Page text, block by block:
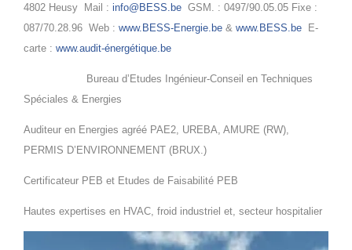
4802 Heusy Mail : info@BESS.be GSM. : 0497/90.05.05 Fixe :
087/70.28.96 Web : www.BESS-Energie.be & www.BESS.be E-
carte : www.audit-énergétique.be
Bureau d’Etudes Ingénieur-Conseil en Techniques
Spéciales & Energies
Auditeur en Energies agréé PAE2, UREBA, AMURE (RW),
PERMIS D’ENVIRONNEMENT (BRUX.)
Certificateur PEB et Etudes de Faisabilité PEB
Hautes expertises en HVAC, froid industriel et, secteur hospitalier